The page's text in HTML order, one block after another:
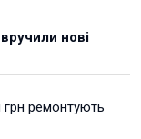
нові
ремонтують